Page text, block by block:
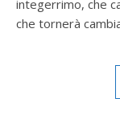
integerrimo, che
che tornerà